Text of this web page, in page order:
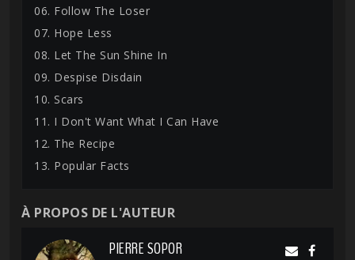
06. Follow The Loser
07. Hope Less
08. Let The Sun Shine In
09. Despise Disdain
10. Scars
11. I Don't Want What I Can Have
12. The Recipe
13. Popular Facts
À PROPOS DE L'AUTEUR
PIERRE SOPOR